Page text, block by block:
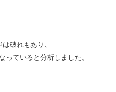
破れもあり、
っていると分析しました。